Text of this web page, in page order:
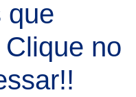
que
no